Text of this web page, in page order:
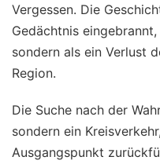
Vergessen. Die
Gedächtnis
sondern als ein Verlust
Region.
Die Suche nach der
sondern ein
Ausgangspunkt